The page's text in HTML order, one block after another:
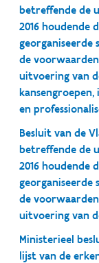
betreffende de
2016 houdende
georganiseerde
de
uitvoering van
en
Besluit van de
betreffende de
2016 houdende
georganiseerde
de
uitvoering van
Ministerieel
lijst van de